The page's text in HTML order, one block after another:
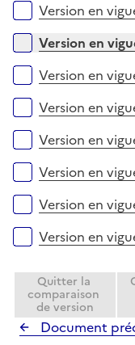
e
r
Version en
Version en
Version en
Version en
Version en
Version en
Version en
Version en
Quitter la
comparaison
de version
Document